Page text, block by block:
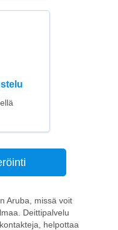
Aruba, missä voit
Deittipalvelu
helpottaa